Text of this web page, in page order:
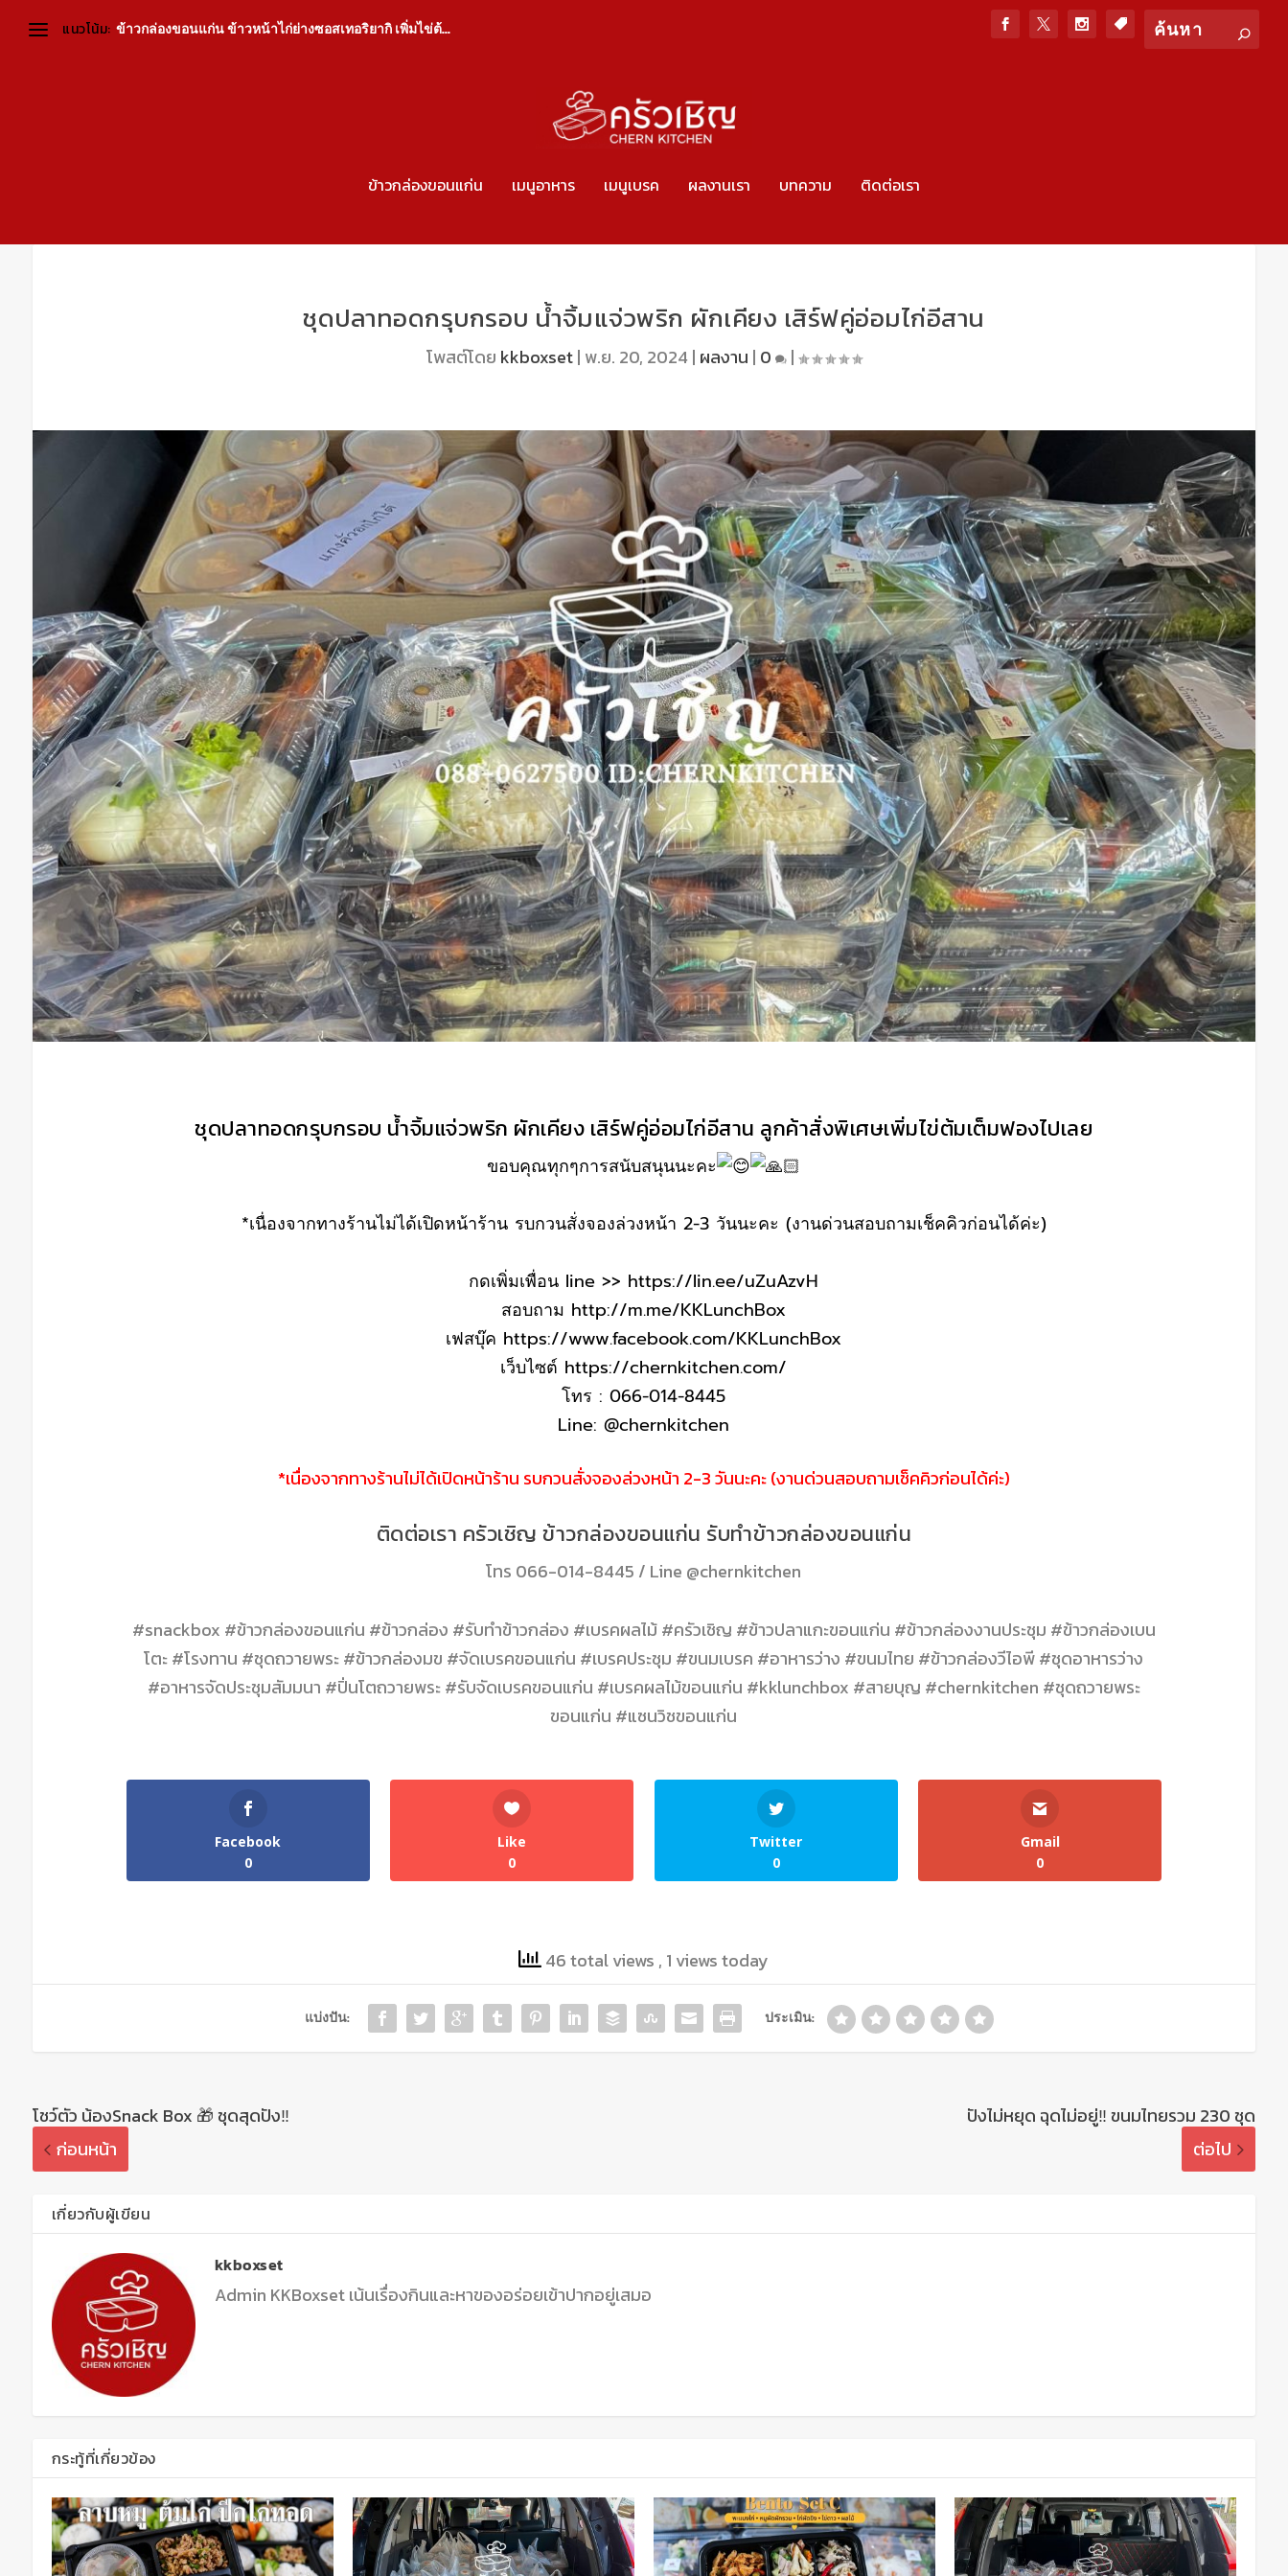
แนวโน้ม: ข้าวกล่องขอนแก่น ข้าวหน้าไก่ย่างซอสเทอริยากิ เพิ่มไข่ต้...
ข้าวกล่องขอนแก่น เมนูอาหาร เมนูเบรค ผลงานเรา บทความ ติดต่อเรา
ชุดปลาทอดกรุบกรอบ น้ำจิ้มแจ่วพริก ผักเคียง เสิร์ฟคู่อ่อมไก่อีสาน
โพสต์โดย kkboxset| พ.ย. 20, 2024| ผลงาน | 0 |
ชุดปลาทอดกรุบกรอบ น้ำจิ้มแจ่วพริก ผักเคียง เสิร์ฟคู่อ่อมไก่อีสาน ลูกค้าสั่งพิเศษเพิ่มไข่ต้มเต็มฟองไปเลย
ขอบคุณทุกๆการสนับสนุนนะคะ
*เนื่องจากทางร้านไม่ได้เปิดหน้าร้าน รบกวนสั่งจองล่วงหน้า 2-3 วันนะคะ (งานด่วนสอบถามเช็คคิวก่อนได้ค่ะ)
กดเพิ่มเพื่อน line >> https://lin.ee/uZuAzvH
สอบถาม http://m.me/KKLunchBox
เฟสบุ๊ค https://www.facebook.com/KKLunchBox
เว็บไซต์ https://chernkitchen.com/
โทร : 066-014-8445
Line: @chernkitchen
*เนื่องจากทางร้านไม่ได้เปิดหน้าร้าน รบกวนสั่งจองล่วงหน้า 2-3 วันนะคะ (งานด่วนสอบถามเช็คคิวก่อนได้ค่ะ)
ติดต่อเรา ครัวเชิญ ข้าวกล่องขอนแก่น รับทำข้าวกล่องขอนแก่น
โทร 066-014-8445 / Line @chernkitchen
#snackbox #ข้าวกล่องขอนแก่น #ข้าวกล่อง #รับทำข้าวกล่อง #เบรคผลไม้ #ครัวเชิญ #ข้าวปลาแกะขอนแก่น #ข้าวกล่องงานประชุม #ข้าวกล่องเบน
โตะ #โรงทาน #ชุดถวายพระ #ข้าวกล่องมข #จัดเบรคขอนแก่น #เบรคประชุม #ขนมเบรค #อาหารว่าง #ขนมไทย #ข้าวกล่องวีไอพี #ชุดอาหารว่าง
#อาหารจัดประชุมสัมมนา #ปิ่นโตถวายพระ #รับจัดเบรคขอนแก่น #เบรคผลไม้ขอนแก่น #kklunchbox #สายบุญ #chernkitchen #ชุดถวายพระ
ขอนแก่น #แซนวิชขอนแก่น
Facebook
0
Like
0
Twitter
0
Gmail
0
46 total views , 1 views today
แบ่งปัน: ประเมิน:
โชว์ตัว น้องSnack Box 🎁 ชุดสุดปัง‼️
ก่อนหน้า
ปังไม่หยุด ฉุดไม่อยู่‼️ ขนมไทยรวม 230 ชุด
ต่อไป
เกี่ยวกับผู้เขียน
kkboxset
Admin KKBoxset เน้นเรื่องกินและหาของอร่อยเข้าปากอยู่เสมอ
กระทู้ที่เกี่ยวข้อง